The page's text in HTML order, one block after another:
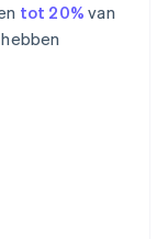
tot 20% van